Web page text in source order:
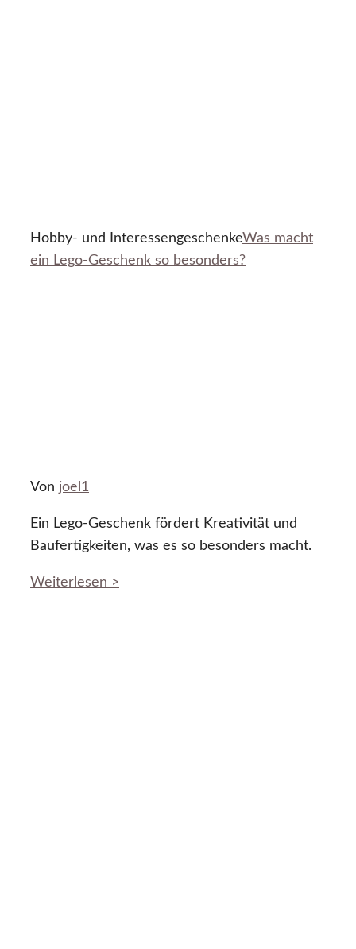
Hobby- und InteressengeschenkeWas macht
ein Lego-Geschenk so besonders?
Von joel1
Ein Lego-Geschenk fördert Kreativität und
Baufertigkeiten, was es so besonders macht.
Weiterlesen >